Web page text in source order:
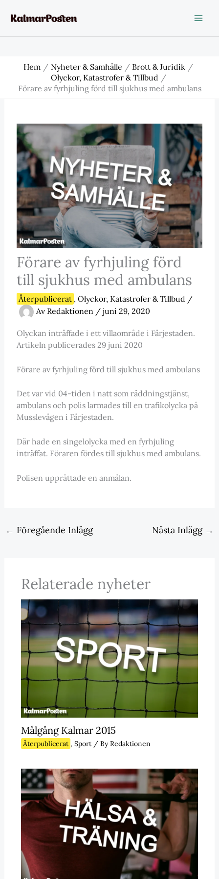
Hem Nyheter & Samhälle
Brott & Juridik
Olyckor, Katastrofer & Tillbud
Förare av fyrhjuling förd till sjukhus med ambulans
Förare av fyrhjuling förd
till sjukhus med ambulans
Återpublicerat , Olyckor, Katastrofer & Tillbud /
Av Redaktionen / juni 29, 2020
Olyckan inträffade i ett villaområde i Färjestaden.
Artikeln publicerades 29 juni 2020
Förare av fyrhjuling förd till sjukhus med ambulans
Det var vid 04-tiden i natt som räddningstjänst,
ambulans och polis larmades till en trafikolycka på
Musslevägen i Färjestaden.
Där hade en singelolycka med en fyrhjuling
inträffat. Föraren fördes till sjukhus med ambulans.
Polisen upprättade en anmälan.
← Föregående Inlägg Nästa Inlägg →
Relaterade nyheter
Målgång Kalmar 2015
Återpublicerat , Sport/ ByRedaktionen